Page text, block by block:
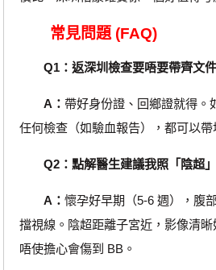
常見問題 (FAQ)
Q1：返深圳檢查要唔要帶齊文
A： 帶好身份證、回鄉證就得。
任何檢查（如驗血報告），都可以帶
Q2：點解醫生建議我照「陰超
A： 懷孕好早期（5-6 週），腹
擋視線。陰超距離子宮近，影像清晰
唔使擔心會傷到 BB。